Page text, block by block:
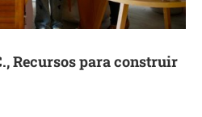
Recursos para construir